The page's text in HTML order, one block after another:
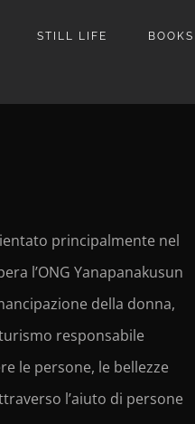
STILL LIFE BOOKS
principalmente nel
l’ONG Yanapanakusun
della donna,
responsabile
le persone, le bellezze
l’aiuto di persone